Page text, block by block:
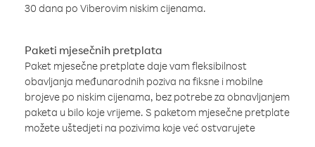
30 dana po Viberovim niskim cijenama.
Paketi mjesečnih pretplata
Paket mjesečne pretplate daje vam fleksibilnost
obavljanja međunarodnih poziva na fiksne i mobilne
brojeve po niskim cijenama, bez potrebe za obnavljanjem
paketa u bilo koje vrijeme. S paketom mjesečne pretplate
možete uštedjeti na pozivima koje već ostvarujete